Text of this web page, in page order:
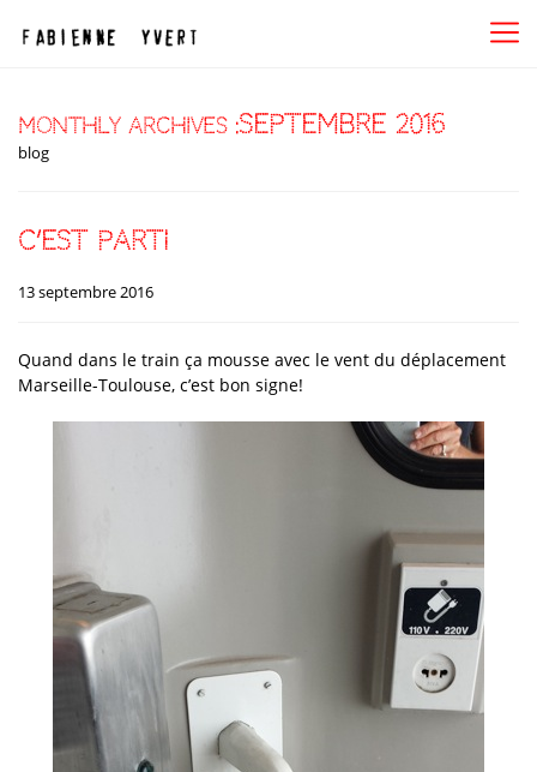
Monthly Archives :septembre 2016
blog
c’est parti
13 septembre 2016
Quand dans le train ça mousse avec le vent du déplacement
Marseille-Toulouse, c’est bon signe!